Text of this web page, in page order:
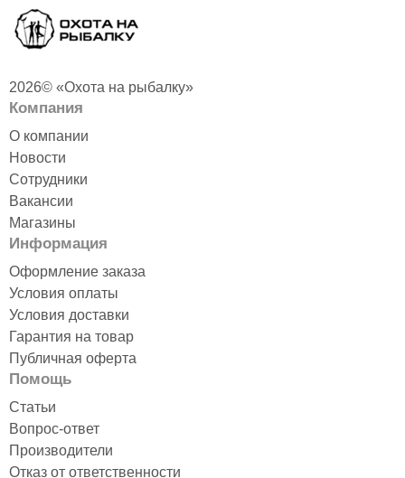
2026© «Охота на рыбалку»
Компания
О компании
Новости
Сотрудники
Вакансии
Магазины
Информация
Оформление заказа
Условия оплаты
Условия доставки
Гарантия на товар
Публичная оферта
Помощь
Статьи
Вопрос-ответ
Производители
Отказ от ответственности